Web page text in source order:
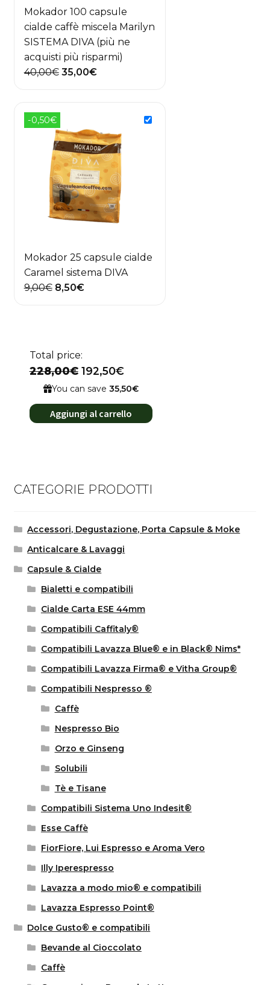
Mokador 100 capsule
cialde caffè miscela Marilyn
SISTEMA DIVA (più ne
acquisti più risparmi)
40,00€ Il
40,00€.
35,00€Il
35,00€.
-0,50€
Mokador 25 capsule cialde
Caramel sistema DIVA
9,00€ Il
8,50€Il
Total price:
228,00€ 192,50€
You can save 35,50€
Aggiungi al carrello
CATEGORIE PRODOTTI
Accessori, Degustazione, Porta Capsule & Moke
Anticalcare & Lavaggi
Capsule & Cialde
Bialetti e compatibili
Cialde Carta ESE 44mm
Compatibili Caffitaly®
Compatibili Lavazza Blue® e in Black® Nims*
Compatibili Lavazza Firma® e Vitha Group®
Compatibili Nespresso ®
Caffè
Nespresso Bio
Orzo e Ginseng
Solubili
Tè e Tisane
Compatibili Sistema Uno Indesit®
Esse Caffè
FiorFiore, Lui Espresso e Aroma Vero
Illy Iperespresso
Lavazza a modo mio® e compatibili
Lavazza Espresso Point®
Dolce Gusto® e compatibili
Bevande al Cioccolato
Caffè